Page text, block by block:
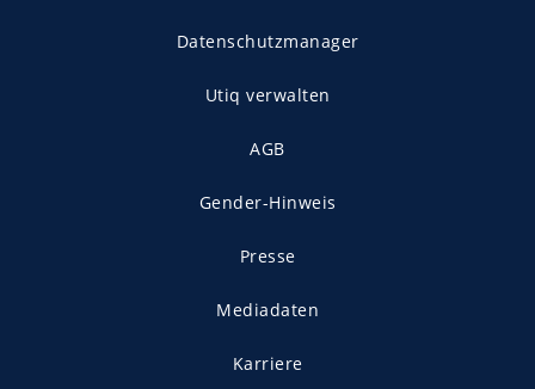
Datenschutzmanager
Utiq verwalten
AGB
Gender-Hinweis
Presse
Mediadaten
Karriere